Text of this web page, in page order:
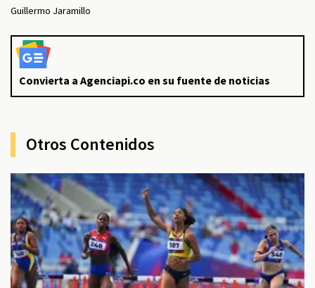
Guillermo Jaramillo
Convierta a Agenciapi.co en su fuente de noticias
Otros Contenidos